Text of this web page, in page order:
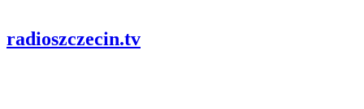
radioszczecin.tv